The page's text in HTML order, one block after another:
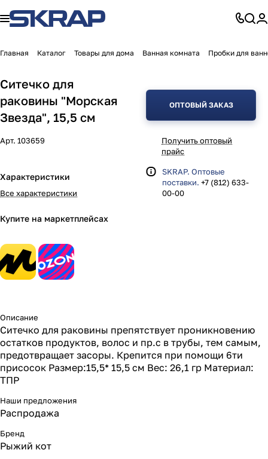
Главная Каталог Товары для дома Ванная комната Пробки для
Ситечко для
раковины "Морская
Звезда", 15,5 см
Арт. 103659
Характеристики
Все характеристики
Купите на маркетплейсах
ОПТОВЫЙ ЗАКАЗ
Получить оптовый
прайс
SKRAP. Оптовые
поставки. +7 (812) 633-
00-00
Описание
Ситечко для раковины препятствует проникновению
остатков продуктов, волос и пр.с в трубы, тем самым,
предотвращает засоры. Крепится при помощи 6ти
присосок Размер:15,5* 15,5 см Вес: 26,1 гр Материал:
ТПР
Наши предложения
Распродажа
Бренд
Рыжий кот